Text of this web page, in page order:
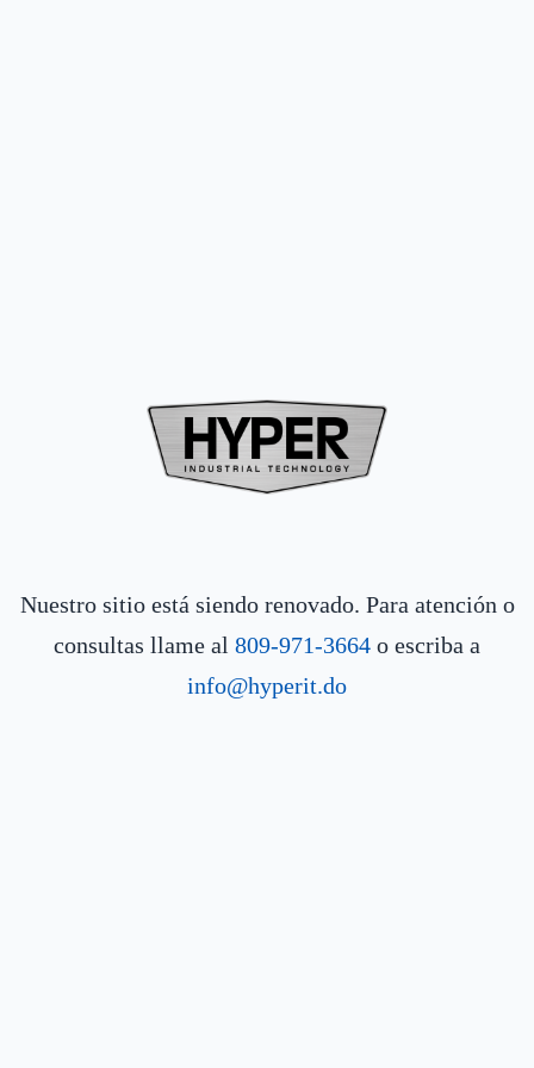
Nuestro sitio está siendo renovado. Para atención o
consultas llame al 809-971-3664 o escriba a
info@hyperit.do